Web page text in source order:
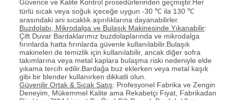
Güvence ve Kalite Kontrol prosedürlerinden geçmiştir.Her
türlü sıcak veya soğuk içeceğe uygun -30 ℃ ila 130 ℃
arasındaki ani sıcaklık aşırılıklarına dayanabilirler.
Buzdolabı, Mikrodalga ve Bulaşık Makinesinde Yıkanabilir:
Çift Duvar Bardaklarımız buzdolaplarında ve mikrodalga
fırınlarda hatta fırınlarda güvenle kullanılabilir.Bulaşık
makineleri de temizlik için kullanılabilir, ancak diğer sofra
takımlarına veya metal kaplara bulaşma riski nedeniyle elde
yıkama tercih edilir.Bardağa buz eklerken veya metal kaşık
gibi bir blender kullanırken dikkatli olun.
Güvenilir Ortak & Sıcak Satış: Profesyonel Fabrika ve Zengin
Deneyim, Mükemmel Kalite ama Rekabetçi Fiyat, Fabrikadan